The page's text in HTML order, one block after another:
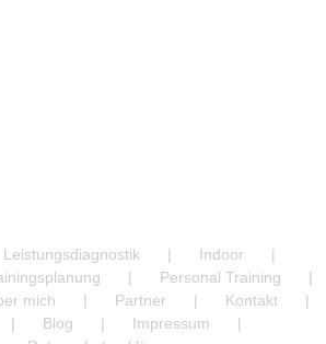
Leistungsdiagnostik
Indoor
Personal Training
mich Partner
Kontakt
Blog
Impressum